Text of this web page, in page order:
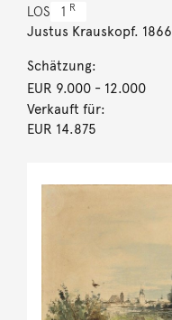
LOS 1 R
Justus Krauskopf. 1866
Schätzung:
EUR 9.000- 12.000
Verkauft für:
EUR 14.875